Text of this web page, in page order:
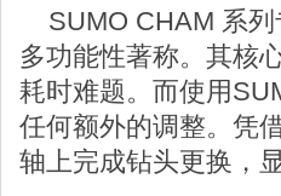
SUMO CHAM 系列
多功能性著称。其核
耗时难题。而使用
任何额外的调整。凭
轴上完成钻头更换，